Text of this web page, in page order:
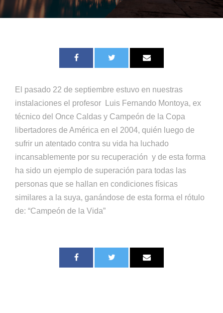
El pasado 22 de septiembre estuvo en nuestras
instalaciones el profesor Luis Fernando Montoya, ex
técnico del Once Caldas y Campeón de la Copa
libertadores de América en el 2004, quién luego de
sufrir un atentado contra su vida ha luchado
incansablemente por su recuperación y de esta forma
ha sido un ejemplo de superación para todas las
personas que se hallan en condiciones físicas
similares a la suya, ganándose de esta forma el rótulo
de: “Campeón de la Vida”